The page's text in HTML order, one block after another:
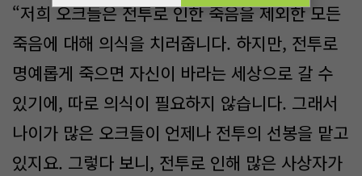
“저희 오크들은 전투로 인한 죽음을 제외한 모든
죽음에 대해 의식을 치러줍니다. 하지만, 전투로
명예롭게 죽으면 자신이 바라는 세상으로 갈 수
있기에, 따로 의식이 필요하지 않습니다. 그래서
나이가 많은 오크들이 언제나 전투의 선봉을 맡고
있지요. 그렇다 보니, 전투로 인해 많은 사상자가